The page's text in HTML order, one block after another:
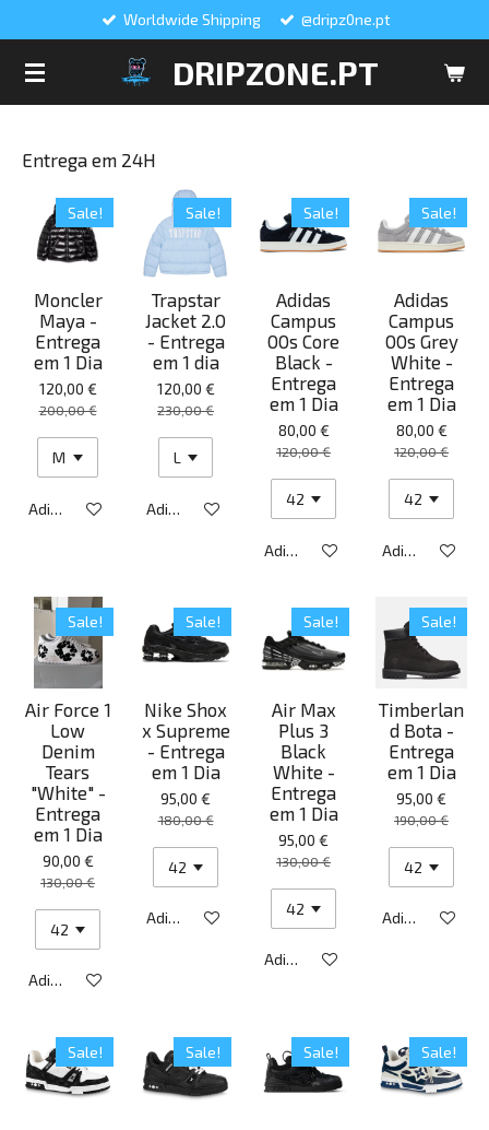
DRIPZONE.PT
Worldwide Shipping @dripz0ne.pt
Entrega em 24H
Sale!
Moncler
Maya -
Entrega
em 1 Dia
120,00 €
200,00 €
Adicionar ao carrinho
Sale!
Trapstar
Jacket 2.0
- Entrega
em 1 dia
120,00 €
230,00 €
Adicionar ao carrinho
Sale!
Adidas
Campus
00s Core
Black -
Entrega
em 1 Dia
80,00 €
120,00 €
Adicionar ao carrinho
Sale!
Adidas
Campus
00s Grey
White -
Entrega
em 1 Dia
80,00 €
120,00 €
Adicionar ao
Sale!
Air Force 1
Low
Denim
Tears
"White" -
Entrega
em 1 Dia
90,00 €
130,00 €
Adicionar ao carrinho
Sale!
Nike Shox
x Supreme
- Entrega
em 1 Dia
95,00 €
180,00 €
Adicionar ao carrinho
Sale!
Air Max
Plus 3
Black
White -
Entrega
em 1 Dia
95,00 €
130,00 €
Adicionar ao carrinho
Sale!
Timberlan
d Bota -
Entrega
em 1 Dia
95,00 €
190,00 €
Adicionar ao
Sale! Sale! Sale! Sale!